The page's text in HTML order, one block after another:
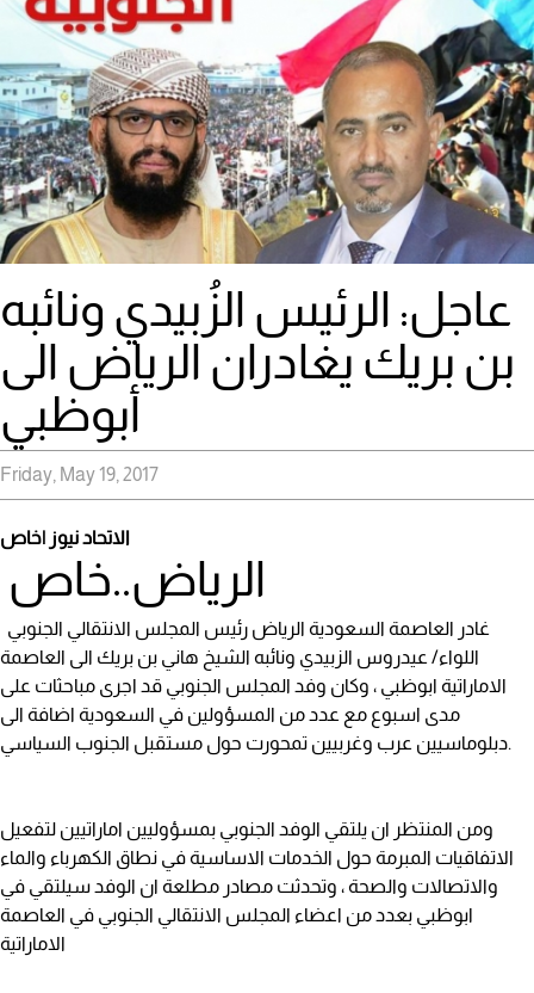
عاجل: الرئيس الزُبيدي ونائبه
بن بريك يغادران الرياض الى
أبوظبي
Friday, May 19, 2017
الاتحاد نيوز |خاص
الرياض..خاص
اللواء/ عيدروس الزبيدي ونائبه الشيخ هاني بن بريك الى العاصمة
الاماراتية ابوظبي ، وكان وفد المجلس الجنوبي قد اجرى مباحثات على
مدى اسبوع مع عدد من المسؤولين في السعودية اضافة الى
دبلوماسيين عرب وغربيين تمحورت حول مستقبل الجنوب السياسي.
ومن المنتظر ان يلتقي الوفد الجنوبي بمسؤوليين اماراتيين لتفعيل
الاتفاقيات المبرمة حول الخدمات الاساسية في نطاق الكهرباء والماء
والاتصالات والصحة ، وتحدثت مصادر مطلعة ان الوفد سيلتقي في
ابوظبي بعدد من اعضاء المجلس الانتقالي الجنوبي في العاصمة
الاماراتية